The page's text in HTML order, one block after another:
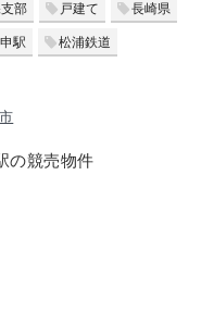
部 戸建て 長崎県
駅 松浦鉄道
の競売物件